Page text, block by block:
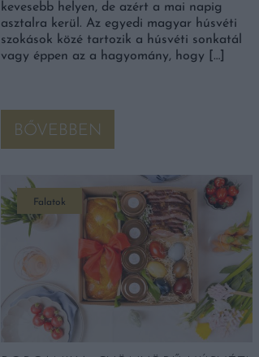
kevesebb helyen, de azért a mai napig
asztalra kerül. Az egyedi magyar húsvéti
szokások közé tartozik a húsvéti sonkatál
vagy éppen az a hagyomány, hogy […]
BŐVEBBEN
Falatok